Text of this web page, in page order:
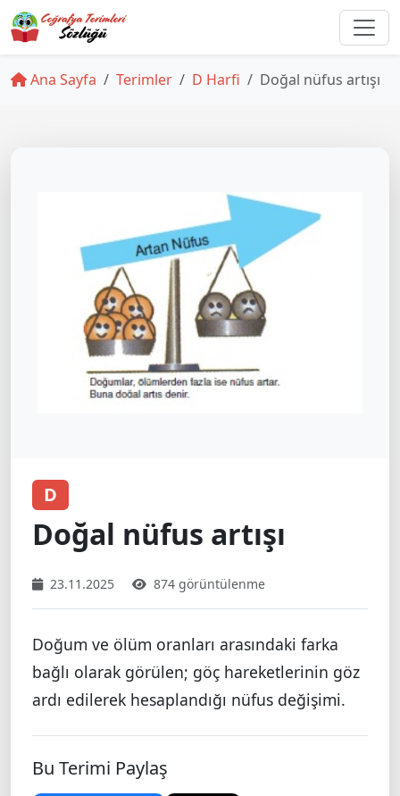
Ana Sayfa Terimler D Harfi Doğal nüfus artışı
D
Doğal nüfus artışı
23.11.2025 874 görüntülenme
Doğum ve ölüm oranları arasındaki farka
bağlı olarak görülen; göç hareketlerinin göz
ardı edilerek hesaplandığı nüfus değişimi.
Bu Terimi Paylaş